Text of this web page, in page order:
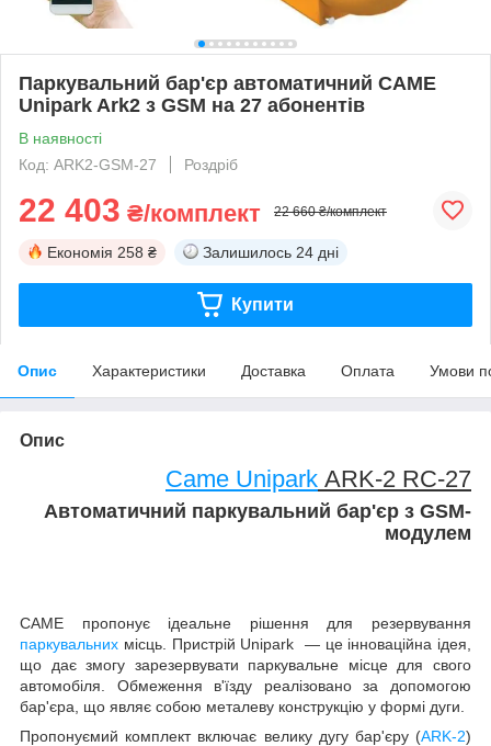
Паркувальний бар'єр автоматичний CAME
Unipark Ark2 з GSM на 27 абонентів
В наявності
Код: ARK2-GSM-27
Роздріб
22 403 ₴/комплект 22 660 ₴/комплект
Економія 258 ₴ Залишилось 24 дні
Купити
Опис Характеристики Доставка Оплата Умови
Опис
Came Unipark ARK-2 RC-27
Автоматичний паркувальний бар'єр з GSM-
модулем
CAME пропонує ідеальне рішення для резервування
паркувальних місць. Пристрій Unipark — це інноваційна ідея,
що дає змогу зарезервувати паркувальне місце для свого
автомобіля. Обмеження в'їзду реалізовано за допомогою
бар'єра, що являє собою металеву конструкцію у формі дуги.
Пропонуємий комплект включає велику дугу бар'єру (ARK-2)